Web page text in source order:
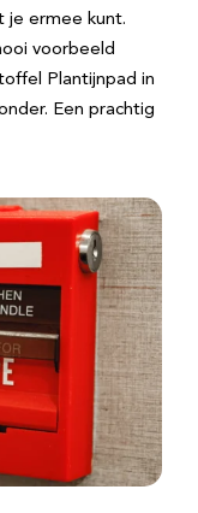
je ermee kunt.
voorbeeld
Plantijnpad in
Een prachtig